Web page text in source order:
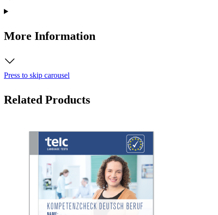
More Information
Press to skip carousel
Related Products